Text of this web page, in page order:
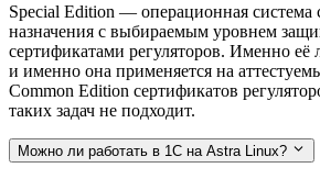
Special Edition — операционная система
назначения с выбираемым уровнем
сертификатами регуляторов. Именно её
и именно она применяется на
Common Edition сертификатов
таких задач не подходит.
Можно ли работать в 1С на Astra Linux?